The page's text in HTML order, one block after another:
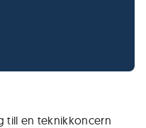
till en teknikkoncern